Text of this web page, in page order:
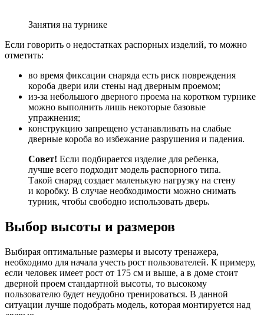
Занятия на турнике
Если говорить о недостатках распорных изделий, то можно
отметить:
во время фиксации снаряда есть риск повреждения
короба двери или стены над дверным проемом;
из-за небольшого дверного проема на коротком турнике
можно выполнить лишь некоторые базовые
упражнения;
конструкцию запрещено устанавливать на слабые
дверные короба во избежание разрушения и падения.
Совет! Если подбирается изделие для ребенка,
лучше всего подходит модель распорного типа.
Такой снаряд создает маленькую нагрузку на стену
и коробку. В случае необходимости можно снимать
турник, чтобы свободно использовать дверь.
Выбор высоты и размеров
Выбирая оптимальные размеры и высоту тренажера,
необходимо для начала учесть рост пользователей. К примеру,
если человек имеет рост от 175 см и выше, а в доме стоит
дверной проем стандартной высоты, то высокому
пользователю будет неудобно тренироваться. В данной
ситуации лучше подобрать модель, которая монтируется над